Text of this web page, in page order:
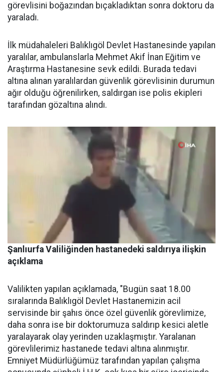
görevlisini boğazından bıçakladıktan sonra doktoru da
yaraladı.
İlk müdahaleleri Balıklıgöl Devlet Hastanesinde yapılan
yaralılar, ambulanslarla Mehmet Akif İnan Eğitim ve
Araştırma Hastanesine sevk edildi. Burada tedavi
altına alınan yaralılardan güvenlik görevlisinin durumun
ağır olduğu öğrenilirken, saldırgan ise polis ekipleri
tarafından gözaltına alındı.
Şanlıurfa Valiliğinden hastanedeki saldırıya ilişkin
açıklama
Valilikten yapılan açıklamada, "Bugün saat 18.00
sıralarında Balıklıgöl Devlet Hastanemizin acil
servisinde bir şahıs önce özel güvenlik görevlimize,
daha sonra ise bir doktorumuza saldırıp kesici aletle
yaralayarak olay yerinden uzaklaşmıştır. Yaralanan
görevlilerimiz hastanede tedavi altına alınmıştır.
Emniyet Müdürlüğümüz tarafından yapılan çalışma